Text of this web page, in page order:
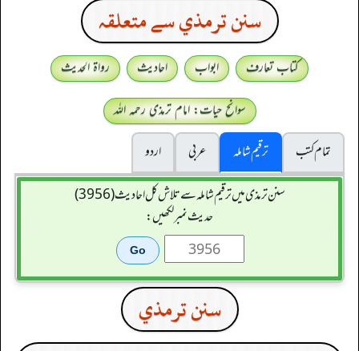
سنن ترمذي سے متعلقہ
کتاب تعارف ابواب احادیث
رواۃ الحدیث
سوانح حیات: امام ترمذی رحمہ اللہ
تمام کتب
ترقیم شاملہ عربی
اردو
سنن ترمذی میں ترقیم شاملہ سے تلاش کل احادیث (3956)
حدیث نمبر لکھیں:
سنن ترمذي